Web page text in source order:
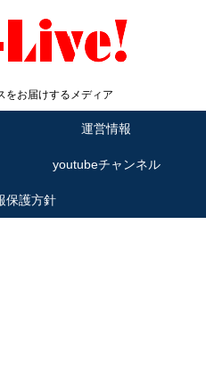
をお届けするメディア
運営情報
youtubeチャンネル
保護方針